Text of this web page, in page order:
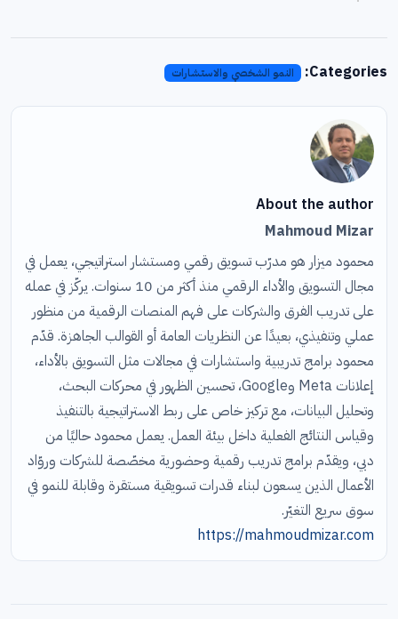
Categories: النمو الشخصي والاستشارات
About the author
Mahmoud Mizar
محمود ميزار هو مدرّب تسويق رقمي ومستشار استراتيجي، يعمل في
مجال التسويق والأداء الرقمي منذ أكثر من 10 سنوات. يركّز في عمله
على تدريب الفرق والشركات على فهم المنصات الرقمية من منظور
عملي وتنفيذي، بعيدًا عن النظريات العامة أو القوالب الجاهزة. قدّم
محمود برامج تدريبية واستشارات في مجالات مثل التسويق بالأداء،
إعلانات Meta وGoogle، تحسين الظهور في محركات البحث،
وتحليل البيانات، مع تركيز خاص على ربط الاستراتيجية بالتنفيذ
وقياس النتائج الفعلية داخل بيئة العمل. يعمل محمود حاليًا من
دبي، ويقدّم برامج تدريب رقمية وحضورية مخصّصة للشركات وروّاد
الأعمال الذين يسعون لبناء قدرات تسويقية مستقرة وقابلة للنمو في
سوق سريع التغيّر.
https://mahmoudmizar.com